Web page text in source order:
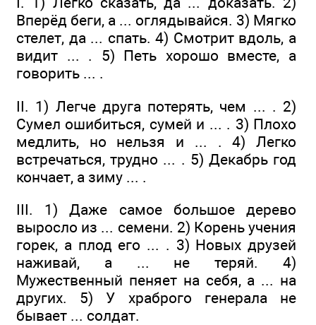
Вперёд беги, а ... оглядывайся. 3) Мягко
стелет, да ... спать. 4) Смотрит вдоль, а
видит ... . 5) Петь хорошо вместе, а
говорить ... .
II. 1) Легче друга потерять, чем ... . 2)
Сумел ошибиться, сумей и ... . 3) Плохо
медлить, но нельзя и ... . 4) Легко
встречаться, трудно ... . 5) Декабрь год
кончает, а зиму ... .
III. 1) Даже самое большое дерево
выросло из ... семени. 2) Корень учения
горек, а плод его ... . 3) Новых друзей
наживай, а ... не теряй. 4)
Мужественный пеняет на себя, а ... на
других. 5) У храброго генерала не
бывает ... солдат.